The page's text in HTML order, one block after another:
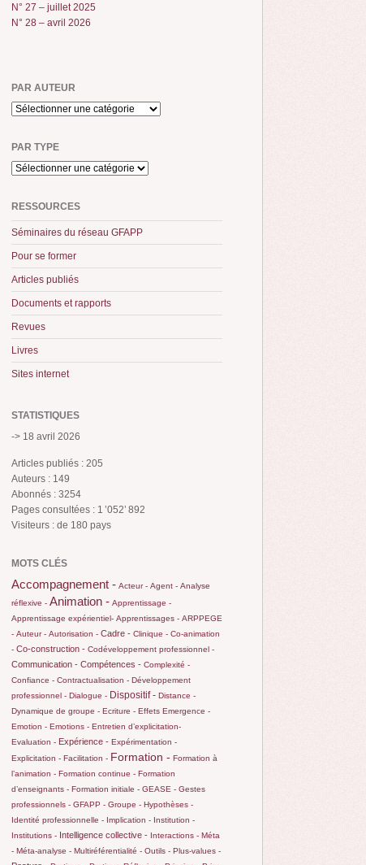
N° 27 – juillet 2025
N° 28 – avril 2026
PAR AUTEUR
PAR TYPE
RESSOURCES
Séminaires du réseau GFAPP
Pour se former
Articles publiés
Documents et rapports
Revues
Livres
Sites internet
STATISTIQUES
-> 18 avril 2026
Articles publiés : 205
Auteurs : 149
Abonnés : 3254
Pages consultées : 1 ’052’ 892
Visiteurs : de 180 pays
MOTS CLÉS
Accompagnement - Acteur - Agent - Analyse
réflexive - Animation - Apprentissage -
Apprentissage expérientiel- Apprentissages - ARPPEGE
- Auteur - Autorisation - Cadre - Clinique - Co-animation
- Co-construction - Codéveloppement professionnel -
Communication - Compétences - Complexité -
Confiance - Contractualisation - Développement
professionnel - Dialogue - Dispositif - Distance -
Dynamique de groupe - Ecriture - Effets Emergence -
Emotion - Emotions - Entretien d’explicitation-
Evaluation - Expérience - Expérimentation -
Explicitation - Facilitation - Formation - Formation à
l’animation - Formation continue - Formation
d’enseignants - Formation initiale - GEASE - Gestes
professionnels - GFAPP - Groupe - Hypothèses -
Identité professionnelle - Implication - Institution -
Institutions - Intelligence collective - Interactions - Méta
- Méta-analyse - Multiréférentialité - Outils - Plus-values -